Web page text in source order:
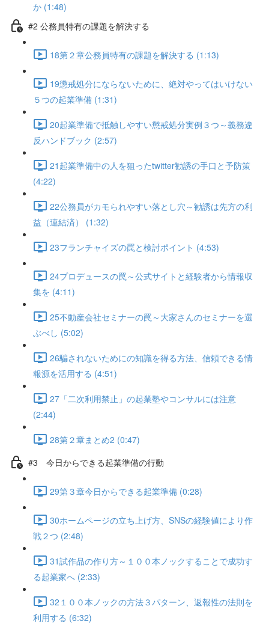
か (1:48)
#2 公務員特有の課題を解決する
18第２章公務員特有の課題を解決する (1:13)
19懲戒処分にならないために、絶対やってはいけない
５つの起業準備 (1:31)
20起業準備で抵触しやすい懲戒処分実例３つ～義務違
反ハンドブック (2:57)
21起業準備中の人を狙ったtwitter勧誘の手口と予防策
(4:22)
22公務員がカモられやすい落とし穴～勧誘は先方の利
益（連結済） (1:32)
23フランチャイズの罠と検討ポイント (4:53)
24プロデュースの罠～公式サイトと経験者から情報収
集を (4:11)
25不動産会社セミナーの罠～大家さんのセミナーを選
ぶべし (5:02)
26騙されないためにの知識を得る方法、信頼できる情
報源を活用する (4:51)
27「二次利用禁止」の起業塾やコンサルには注意
(2:44)
28第２章まとめ2 (0:47)
#3 今日からできる起業準備の行動
29第３章今日からできる起業準備 (0:28)
30ホームページの立ち上げ方、SNSの経験値により作
戦２つ (2:48)
31試作品の作り方～１００本ノックすることで成功す
る起業家へ (2:33)
32１００本ノックの方法３パターン、返報性の法則を
利用する (6:32)